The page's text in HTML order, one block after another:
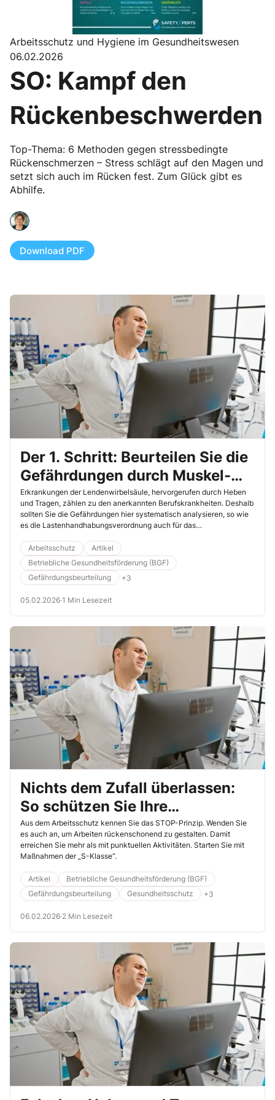
Arbeitsschutz und Hygiene im Gesundheitswesen
06.02.2026
SO: Kampf den
Rückenbeschwerden
Top-Thema: 6 Methoden gegen stressbedingte
Rückenschmerzen – Stress schlägt auf den Magen und
setzt sich auch im Rücken fest. Zum Glück gibt es
Abhilfe.
Download PDF
Der 1. Schritt: Beurteilen Sie die
Gefährdungen durch Muskel-
Skelett-Belastungen
Erkrankungen der Lendenwirbelsäule, hervorgerufen durch Heben
und Tragen, zählen zu den anerkannten Berufskrankheiten. Deshalb
sollten Sie die Gefährdungen hier systematisch analysieren, so wie
es die Lastenhandhabungsverordnung auch für das
Ihnen dabei. Allerdings leider nur in wenigen Bereichen.
Arbeitsschutz
Artikel
Betriebliche Gesundheitsförderung (BGF)
Gefährdungsbeurteilung
+3
05.02.2026·1 Min Lesezeit
Nichts dem Zufall überlassen:
So schützen Sie Ihre
Beschäftigten systematisch
Aus dem Arbeitsschutz kennen Sie das STOP-Prinzip. Wenden Sie
es auch an, um Arbeiten rückenschonend zu gestalten. Damit
erreichen Sie mehr als mit punktuellen Aktivitäten. Starten Sie mit
Maßnahmen der „S-Klasse“.
Artikel
Betriebliche Gesundheitsförderung (BGF)
Gefährdungsbeurteilung
Gesundheitsschutz +3
06.02.2026·2 Min Lesezeit